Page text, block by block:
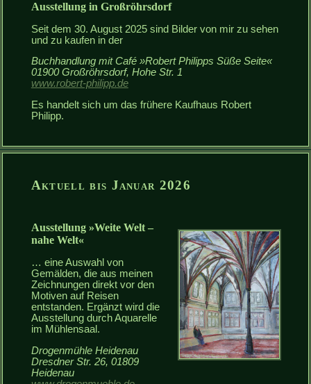
Ausstellung in Großröhrsdorf
Seit dem 30. August 2025 sind Bilder von mir zu sehen
und zu kaufen in der
Buchhandlung mit Café
Robert Philipps Süße Seite
01900 Großröhrsdorf, Hohe Str. 1
www.robert-philipp.de
Es handelt sich um das frühere Kaufhaus Robert
Philipp.
Aktuell bis Januar 2026
Ausstellung
Weite Welt –
nahe Welt
… eine Auswahl von
Gemälden, die aus meinen
Zeichnungen direkt vor den
Motiven auf Reisen
entstanden. Ergänzt wird die
Ausstellung durch Aquarelle
im Mühlensaal.
Drogenmühle Heidenau
Dresdner Str. 26, 01809
Heidenau